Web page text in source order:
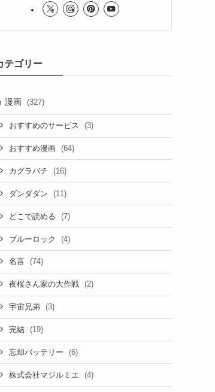
テゴリー
漫画 (327)
おすすめのサービス (3)
おすすめ漫画 (64)
カグラバチ (16)
ダンダダン (11)
どこで読める (7)
ブルーロック (4)
名言 (74)
夜桜さん家の大作戦 (2)
宇宙兄弟 (3)
完結 (19)
忘却バッテリー (6)
株式会社マジルミエ (4)